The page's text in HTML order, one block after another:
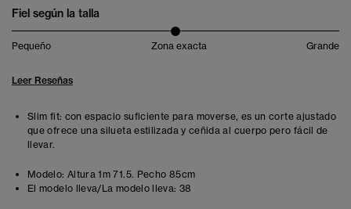
Fiel según la talla
Pequeño Zona exacta Grande
Leer Reseñas
Slim fit: con espacio suficiente para moverse, es un corte ajustado
que ofrece una silueta estilizada y ceñida al cuerpo pero fácil de
llevar.
Modelo: Altura 1m 71.5. Pecho 85cm
El modelo lleva/La modelo lleva: 38